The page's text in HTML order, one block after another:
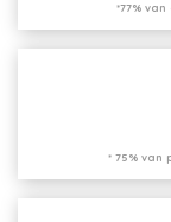
*77%
* 75% van